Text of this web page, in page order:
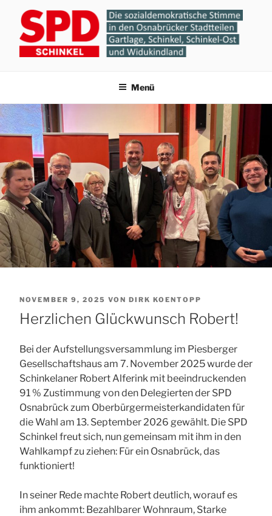
Inhalt
springen
SCHINKEL
Menü
VERÖFFENTLICHT
AM
NOVEMBER 9, 2025 VON DIRK KOENTOPP
Herzlichen Glückwunsch Robert!
Bei der Aufstellungsversammlung im Piesberger
Gesellschaftshaus am 7. November 2025 wurde der
Schinkelaner Robert Alferink mit beeindruckenden
91 % Zustimmung von den Delegierten der SPD
Osnabrück zum Oberbürgermeisterkandidaten für
die Wahl am 13. September 2026 gewählt. Die SPD
Schinkel freut sich, nun gemeinsam mit ihm in den
Wahlkampf zu ziehen: Für ein Osnabrück, das
funktioniert!
In seiner Rede machte Robert deutlich, worauf es
ihm ankommt: Bezahlbarer Wohnraum, Starke